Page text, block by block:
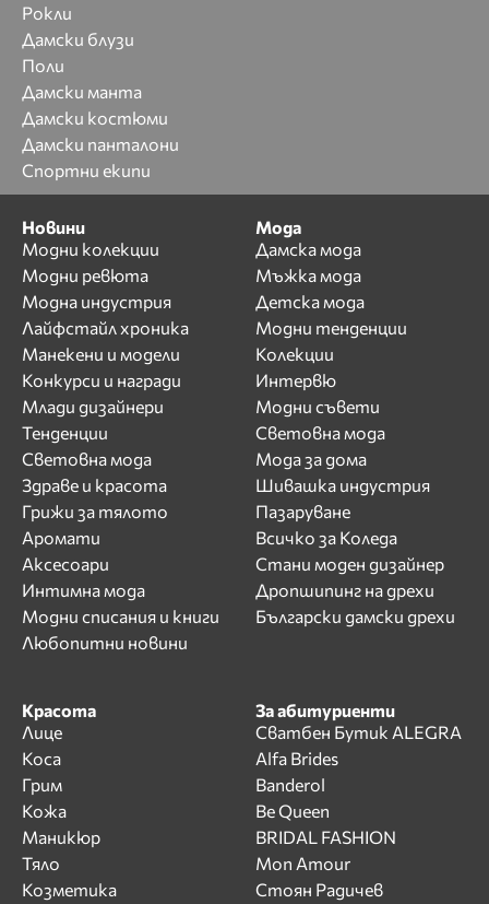
Рокли
Дамски блузи
Поли
Дамски манта
Дамски костюми
Дамски панталони
Спортни екипи
Новини
Модни колекции
Модни ревюта
Модна индустрия
Лайфстайл хроника
Манекени и модели
Конкурси и награди
Млади дизайнери
Тенденции
Световна мода
Здраве и красота
Грижи за тялото
Аромати
Аксесоари
Интимна мода
Модни списания и книги
Любопитни новини
Мода
Дамска мода
Мъжка мода
Детска мода
Модни тенденции
Колекции
Интервю
Модни съвети
Световна мода
Мода за дома
Шивашка индустрия
Пазаруване
Всичко за Коледа
Стани моден дизайнер
Дропшипинг на дрехи
Български дамски дрехи
Красота
Лице
Коса
Грим
Кожа
Маникюр
Тяло
Козметика
За абитуриенти
Сватбен Бутик ALEGRA
Alfa Brides
Banderol
Be Queen
BRIDAL FASHION
Mon Amour
Стоян Радичев